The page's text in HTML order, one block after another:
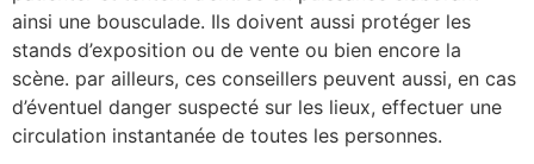
ainsi une bousculade. Ils doivent aussi protéger les
stands d’exposition ou de vente ou bien encore la
scène. par ailleurs, ces conseillers peuvent aussi, en cas
d’éventuel danger suspecté sur les lieux, effectuer une
circulation instantanée de toutes les personnes.